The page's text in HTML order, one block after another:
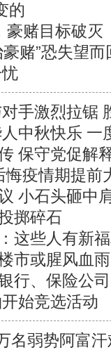
的
豪赌目标破灭
赌”恐失望而
手激烈拉锯
中秋快乐 一
保守党促解
悔疫情期提前
小石头砸中
掷碎石
这些人有新
市或腥风血
行、保险公司
始竞选活动
名弱势阿富